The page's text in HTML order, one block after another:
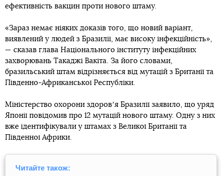
ефективність вакцин проти нового штаму.
«Зараз немає ніяких доказів того, що новий варіант,
виявлений у людей з Бразилії, має високу інфекційність»,
— сказав глава Національного інституту інфекційних
захворювань Такаджі Вакіта. За його словами,
бразильський штам відрізняється від мутацій з Британії та
Південно-Африканської Республіки.
Міністерство охорони здоровʼя Бразилії заявило, що уряд
Японії повідомив про 12 мутацій нового штаму. Одну з них
вже ідентифікували у штамах з Великої Британії та
Південної Африки.
Читайте також: